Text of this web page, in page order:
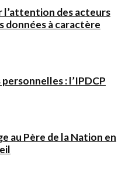
l’attention des acteurs
données à caractère
: l’IPDCP
au Père de la Nation en